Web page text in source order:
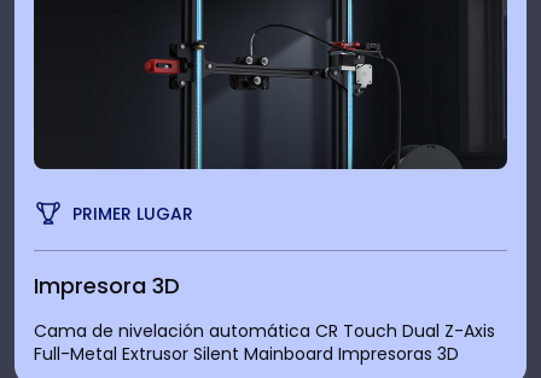
PRIMER LUGAR
Impresora 3D
Cama de nivelación automática CR Touch Dual Z-Axis
Full-Metal Extrusor Silent Mainboard Impresoras 3D